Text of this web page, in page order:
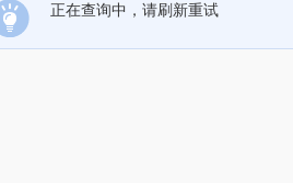
正在查询中，请刷新重试